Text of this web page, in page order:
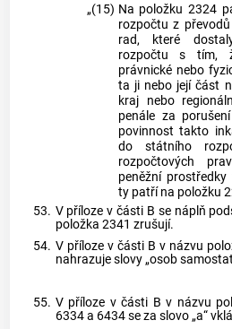
„(15) Na položku 2324
rozpočtu z
rad, které
rozpočtu s tím,
právnické nebo
ta ji nebo její část
kraj nebo
penále za
povinnost takto
do státního
rozpočtových
peněžní
ty patří na položku
53. V příloze v části B se náplň
položka 2341 zrušují.
54. V příloze v části B v názvu
nahrazuje slovy „osob
55. V příloze v části B v názvu
6334 a 6434 se za slovo „a“